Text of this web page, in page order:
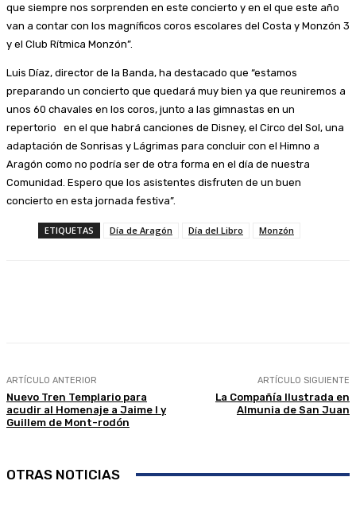
que siempre nos sorprenden en este concierto y en el que este año
van a contar con los magníficos coros escolares del Costa y Monzón 3
y el Club Rítmica Monzón”.
Luis Díaz, director de la Banda, ha destacado que “estamos
preparando un concierto que quedará muy bien ya que reuniremos a
unos 60 chavales en los coros, junto a las gimnastas en un
repertorio en el que habrá canciones de Disney, el Circo del Sol, una
adaptación de Sonrisas y Lágrimas para concluir con el Himno a
Aragón como no podría ser de otra forma en el día de nuestra
Comunidad. Espero que los asistentes disfruten de un buen
concierto en esta jornada festiva”.
ETIQUETAS Día de Aragón Día del Libro Monzón
ARTÍCULO ANTERIOR
Nuevo Tren Templario para
acudir al Homenaje a Jaime I y
Guillem de Mont-rodón
ARTÍCULO SIGUIENTE
La Compañía Ilustrada en
Almunia de San Juan
OTRAS NOTICIAS